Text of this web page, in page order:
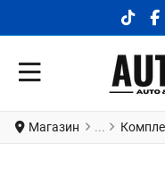
Магазин Комплект